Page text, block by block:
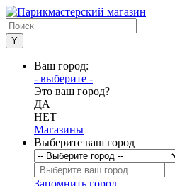
Ваш город:
- выберите -
Это ваш город?
ДА
НЕТ
Магазины
Выберите ваш город
Запомнить город